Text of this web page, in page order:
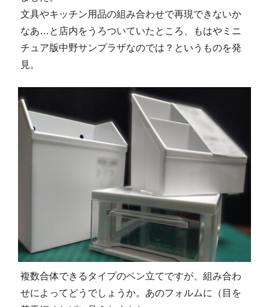
文具やキッチン用品の組み合わせで再現できないか
なあ…と店内をうろついていたところ、もはやミニ
チュア版中野サンプラザなのでは？というものを発
見。
複数合体できるタイプのペン立てですが、組み合わ
せによってどうでしょうか。あのフォルムに（目を